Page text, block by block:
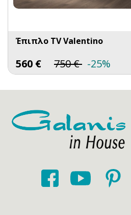
Έπιπλο TV Valentino
560 € 750€ -25%